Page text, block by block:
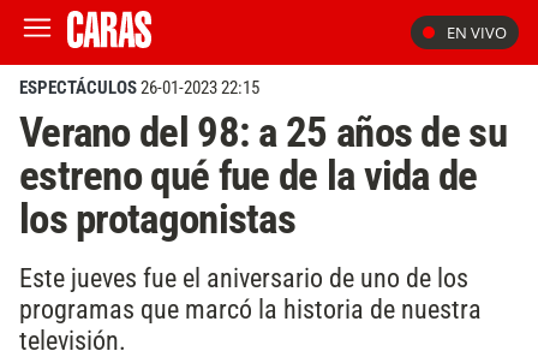
EN VIVO
ESPECTÁCULOS26-01-2023 22:15
Verano del 98: a 25 años de su
estreno qué fue de la vida de
los protagonistas
Este jueves fue el aniversario de uno de los
programas que marcó la historia de nuestra
televisión.